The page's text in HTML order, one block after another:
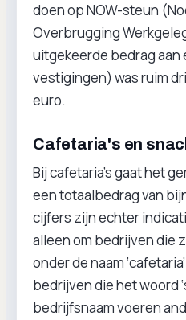
doen op NOW-steun
Overbrugging
uitgekeerde bedrag
vestigingen) was ruim
euro.
Cafetaria's en
Bij cafetaria’s gaat het
een totaalbedrag van
cijfers zijn echter
alleen om bedrijven die
onder de naam
bedrijven die het woord
bedrijfsnaam voeren